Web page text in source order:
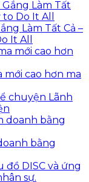
Làm Tất Cả –
It All
cao hơn ma
Lãnh
bằng